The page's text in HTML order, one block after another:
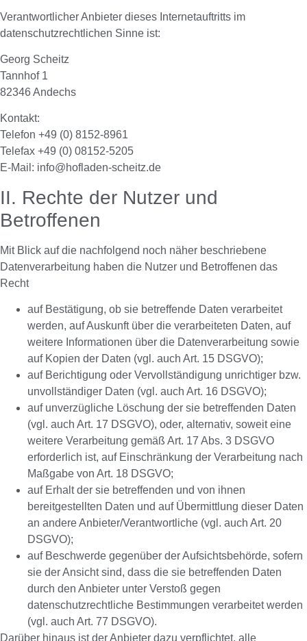
Verantwortlicher Anbieter dieses Internetauftritts im
datenschutzrechtlichen Sinne ist:
Georg Scheitz
Tannhof 1
82346 Andechs
Kontakt:
Telefon +49 (0) 8152-8961
Telefax +49 (0) 08152-5205
E-Mail: info@hofladen-scheitz.de
II. Rechte der Nutzer und
Betroffenen
Mit Blick auf die nachfolgend noch näher beschriebene
Datenverarbeitung haben die Nutzer und Betroffenen das
Recht
auf Bestätigung, ob sie betreffende Daten verarbeitet
werden, auf Auskunft über die verarbeiteten Daten, auf
weitere Informationen über die Datenverarbeitung sowie
auf Kopien der Daten (vgl. auch Art. 15 DSGVO);
auf Berichtigung oder Vervollständigung unrichtiger bzw.
unvollständiger Daten (vgl. auch Art. 16 DSGVO);
auf unverzügliche Löschung der sie betreffenden Daten
(vgl. auch Art. 17 DSGVO), oder, alternativ, soweit eine
weitere Verarbeitung gemäß Art. 17 Abs. 3 DSGVO
erforderlich ist, auf Einschränkung der Verarbeitung nach
Maßgabe von Art. 18 DSGVO;
auf Erhalt der sie betreffenden und von ihnen
bereitgestellten Daten und auf Übermittlung dieser Daten
an andere Anbieter/Verantwortliche (vgl. auch Art. 20
DSGVO);
auf Beschwerde gegenüber der Aufsichtsbehörde, sofern
sie der Ansicht sind, dass die sie betreffenden Daten
durch den Anbieter unter Verstoß gegen
datenschutzrechtliche Bestimmungen verarbeitet werden
(vgl. auch Art. 77 DSGVO).
Darüber hinaus ist der Anbieter dazu verpflichtet, alle